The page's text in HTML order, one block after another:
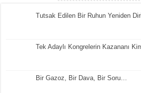
Tutsak Edilen Bir Ruhun Yeniden
Tek Adaylı Kongrelerin Kazananı
Bir Gazoz, Bir Dava, Bir Soru…